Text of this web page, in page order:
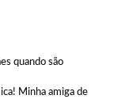
quando são
Minha amiga de